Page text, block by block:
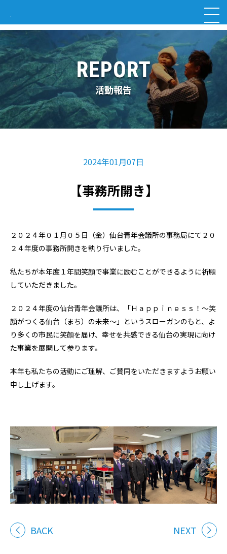
活動報告
2024年01月07日
【事務所開き】
２０２４年０１月０５日（金）仙台青年会議所の事務局にて２０
２４年度の事務所開きを執り行いました。
私たちが本年度１年間笑顔で事業に励むことができるように祈願
していただきました。
２０２４年度の仙台青年会議所は、「Ｈａｐｐｉｎｅｓｓ！〜笑
顔がつくる仙台（まち）の未来〜」というスローガンのもと、よ
り多くの市民に笑顔を届け、幸せを共感できる仙台の実現に向け
た事業を展開して参ります。
本年も私たちの活動にご理解、ご賛同をいただきますようお願い
申し上げます。
BACK NEXT